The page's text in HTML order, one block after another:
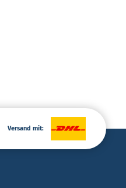
Versand mit: